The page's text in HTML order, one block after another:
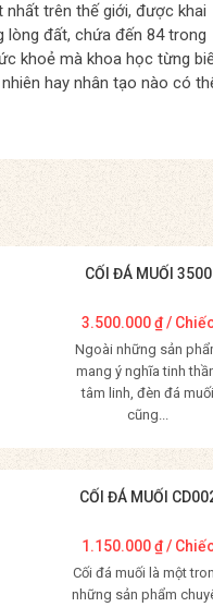
trên thế giới, được khai
đất, chứa đến 84 trong
khoẻ mà khoa học từng
hay nhân tạo nào có
CỐI ĐÁ MUỐI 3500
3.500.000₫/
Ngoài những sản
mang ý nghĩa tinh
tâm linh, đèn đá muối
cũng...
Mua Hàng
CỐI ĐÁ MUỐI
1.150.000₫/
Cối đá muối là một
những sản phẩm